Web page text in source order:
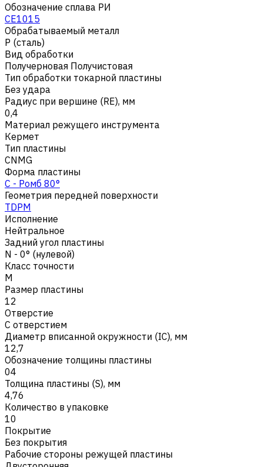
Обозначение сплава РИ
CE1015
Обрабатываемый металл
Р (сталь)
Вид обработки
Получерновая Получистовая
Тип обработки токарной пластины
Без удара
Радиус при вершине (RE), мм
0,4
Материал режущего инструмента
Кермет
Тип пластины
CNMG
Форма пластины
C - Ромб 80°
Геометрия передней поверхности
TDPM
Исполнение
Нейтральное
Задний угол пластины
N - 0° (нулевой)
Класс точности
M
Размер пластины
12
Отверстие
С отверстием
Диаметр вписанной окружности (IC), мм
12,7
Обозначение толщины пластины
04
Толщина пластины (S), мм
4,76
Количество в упаковке
10
Покрытие
Без покрытия
Рабочие стороны режущей пластины